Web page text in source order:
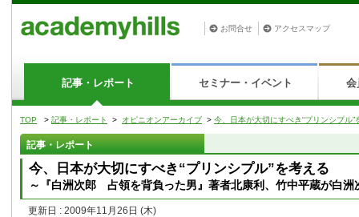
お問合せ アクセスマップ
記事・レポート セミナー・イベント 会
TOP > 記事・レポート > オピニオンアーカイブ > 今、日本が大切にすべき“プリンシプル”
記事・レポート
今、日本が大切にすべき“プリンシプル”を考える
～『白洲次郎 占領を背負った男』著者北康利、竹中平蔵が白洲
更新日 : 2009年11月26日 (木)